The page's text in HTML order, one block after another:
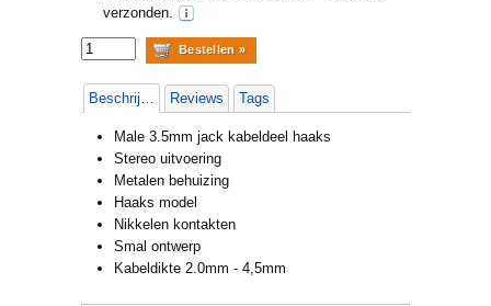
verzonden.
Beschrijving Reviews Tags
Male 3.5mm jack kabeldeel haaks
Stereo uitvoering
Metalen behuizing
Haaks model
Nikkelen kontakten
Smal ontwerp
Kabeldikte 2.0mm - 4,5mm